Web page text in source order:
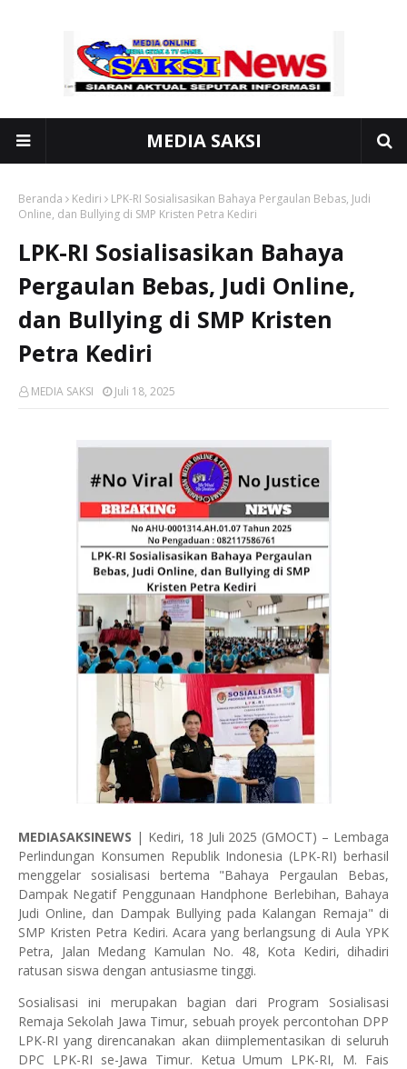
MEDIA SAKSI
Beranda Kediri
LPK-RI Sosialisasikan Bahaya Pergaulan Bebas, Judi
Online, dan Bullying di SMP Kristen Petra Kediri
LPK-RI Sosialisasikan Bahaya
Pergaulan Bebas, Judi Online,
dan Bullying di SMP Kristen
Petra Kediri
MEDIA SAKSI Juli 18, 2025
MEDIASAKSINEWS | Kediri, 18 Juli 2025 (GMOCT) – Lembaga
Perlindungan Konsumen Republik Indonesia (LPK-RI) berhasil
menggelar sosialisasi bertema "Bahaya Pergaulan Bebas,
Dampak Negatif Penggunaan Handphone Berlebihan, Bahaya
Judi Online, dan Dampak Bullying pada Kalangan Remaja" di
SMP Kristen Petra Kediri. Acara yang berlangsung di Aula YPK
Petra, Jalan Medang Kamulan No. 48, Kota Kediri, dihadiri
ratusan siswa dengan antusiasme tinggi.
Sosialisasi ini merupakan bagian dari Program Sosialisasi
Remaja Sekolah Jawa Timur, sebuah proyek percontohan DPP
LPK-RI yang direncanakan akan diimplementasikan di seluruh
DPC LPK-RI se-Jawa Timur. Ketua Umum LPK-RI, M. Fais